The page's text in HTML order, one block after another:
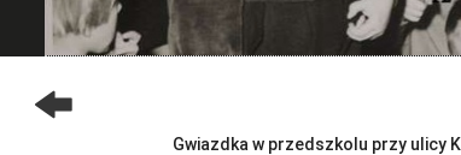
Gwiazdka w przedszkolu przy ulicy